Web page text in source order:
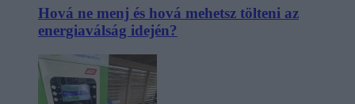
Hová ne menj és hová mehetsz tölteni az
energiaválság idején?